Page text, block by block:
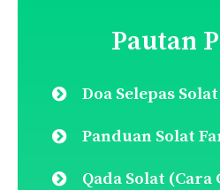
Pautan
Doa Selepas Solat
Panduan Solat
Qada Solat (Cara